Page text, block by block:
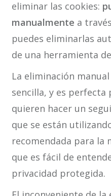
eliminar las cookies:
manualmente a
puedes eliminarlas
de una herramienta
La eliminación
sencilla, y es perfecta
quieren hacer un
que se están
recomendada para la
que es fácil de
privacidad protegida.